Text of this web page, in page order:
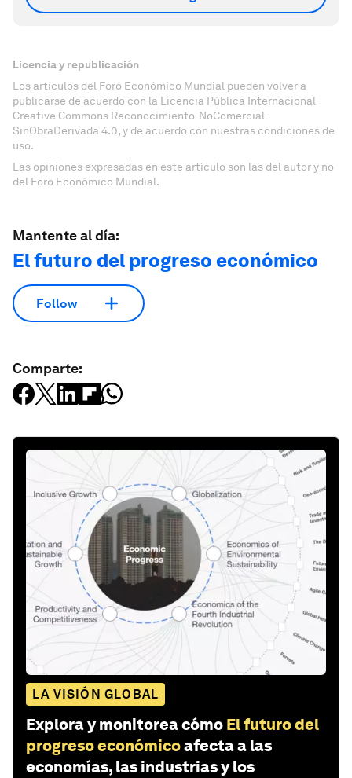
Licencia y republicación
Los artículos del Foro Económico Mundial pueden volver a
publicarse de acuerdo con la Licencia Pública Internacional
Creative Commons Reconocimiento-NoComercial-
SinObraDerivada 4.0, y de acuerdo con nuestras condiciones de
uso.
Las opiniones expresadas en este artículo son las del autor y no
del Foro Económico Mundial.
Mantente al día:
El futuro del progreso económico
Follow
Comparte:
LA VISIÓN GLOBAL
Explora y monitorea cómo El futuro del
progreso económicoafecta a las
economías, las industrias y los